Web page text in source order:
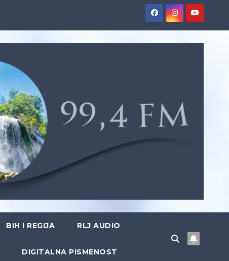
BIH I REGIJA RLJ AUDIO
DIGITALNA PISMENOST